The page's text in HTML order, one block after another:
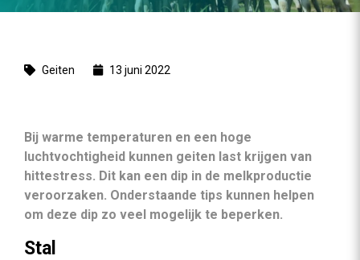
Geiten 13 juni 2022
Bij warme temperaturen en een hoge
luchtvochtigheid kunnen geiten last krijgen van
hittestress. Dit kan een dip in de melkproductie
veroorzaken. Onderstaande tips kunnen helpen
om deze dip zo veel mogelijk te beperken.
Stal